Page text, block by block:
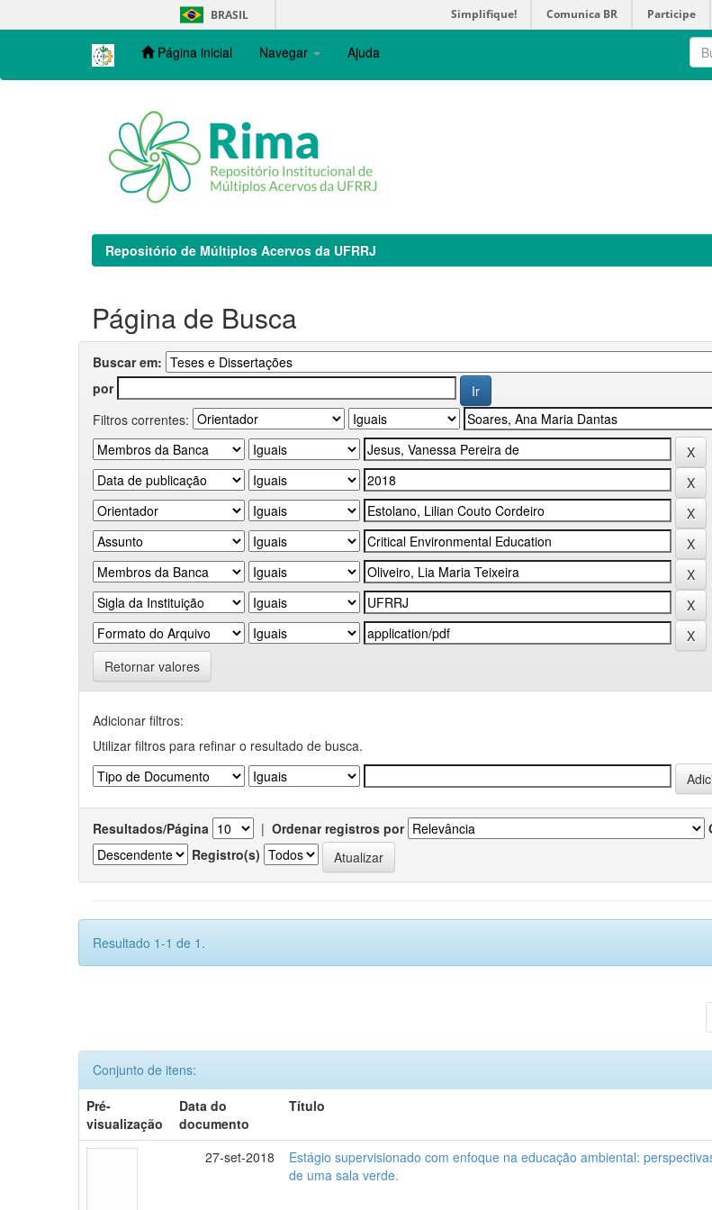
navigation
BRASIL Simplifique! Comunica BR Participe
Página inicial Navegar Ajuda
Repositório de Múltiplos Acervos da UFRRJ
Página de Busca
Buscar em:
por
Filtros correntes:
Retornar valores
Adicionar filtros:
Utilizar filtros para refinar o resultado de busca.
Resultados/Página | Ordenar registros por
Registro(s)
Resultado 1-1 de 1.
Conjunto de itens:
Pré-
visualização
Data do
documento
Título
27-set-2018
Estágio supervisionado com enfoque na educação ambiental:
de uma sala verde.